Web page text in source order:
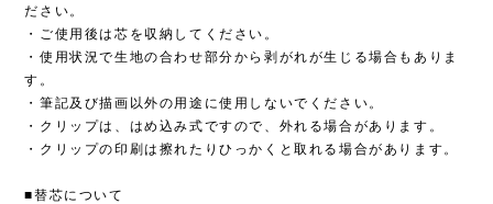
ださい。
・ご使用後は芯を収納してください。
・使用状況で生地の合わせ部分から剥がれが生じる場合もありま
す。
・筆記及び描画以外の用途に使用しないでください。
・クリップは、はめ込み式ですので、外れる場合があります。
・クリップの印刷は擦れたりひっかくと取れる場合があります。
■替芯について